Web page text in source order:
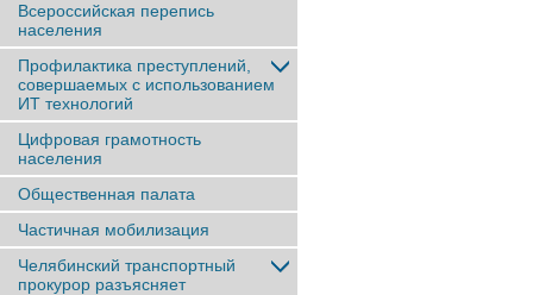
Всероссийская перепись
населения
Профилактика преступлений,
совершаемых с использованием
ИТ технологий
Цифровая грамотность
населения
Общественная палата
Частичная мобилизация
Челябинский транспортный
прокурор разъясняет